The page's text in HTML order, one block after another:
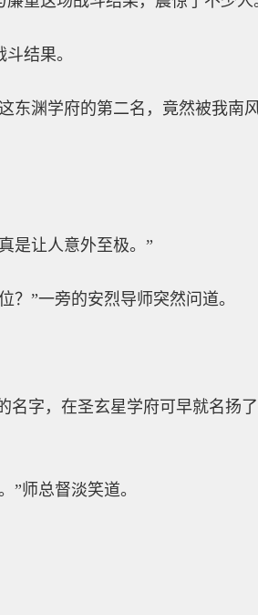
结果。
东渊学府的第二名，竟然被我南
是让人意外至极。”
”一旁的安烈导师突然问道。
字，在圣玄星学府可早就名扬
”师总督淡笑道。